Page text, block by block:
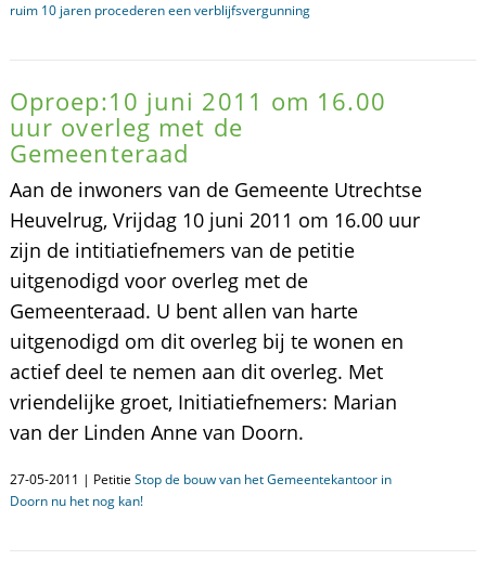
ruim 10 jaren procederen een verblijfsvergunning
Oproep:10 juni 2011 om 16.00
uur overleg met de
Gemeenteraad
Aan de inwoners van de Gemeente Utrechtse
Heuvelrug, Vrijdag 10 juni 2011 om 16.00 uur
zijn de intitiatiefnemers van de petitie
uitgenodigd voor overleg met de
Gemeenteraad. U bent allen van harte
uitgenodigd om dit overleg bij te wonen en
actief deel te nemen aan dit overleg. Met
vriendelijke groet, Initiatiefnemers: Marian
van der Linden Anne van Doorn.
27-05-2011 | Petitie Stop de bouw van het Gemeentekantoor in
Doorn nu het nog kan!